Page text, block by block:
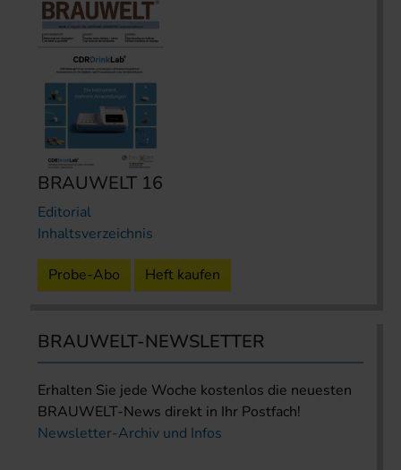
BRAUWELT 16
Editorial
Inhaltsverzeichnis
Probe-Abo Heft kaufen
BRAUWELT-NEWSLETTER
Erhalten Sie jede Woche kostenlos die neuesten
BRAUWELT-News direkt in Ihr Postfach!
Newsletter-Archiv und Infos